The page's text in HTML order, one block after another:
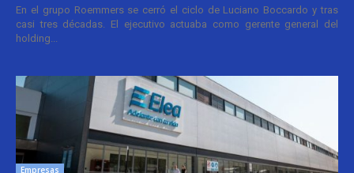
En el grupo Roemmers se cerró el ciclo de Luciano Boccardo y tras
casi tres décadas. El ejecutivo actuaba como gerente general del
holding...
Empresas